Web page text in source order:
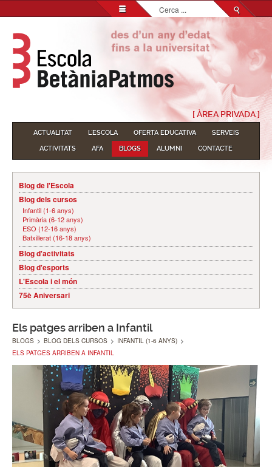
Cerca
...
[ ÀREA PRIVADA ]
ACTUALITAT L'ESCOLA OFERTA EDUCATIVA
SERVEIS
ACTIVITATS
AFA BLOGS ALUMNI CONTACTE
Blog de l'Escola
Blog dels cursos
Infantil (1-6 anys)
Primària (6-12 anys)
ESO (12-16 anys)
Batxillerat (16-18 anys)
Blog d'activitats
Blog d'esports
L'Escola i el món
75è Aniversari
Els patges arriben a Infantil
BLOGS > BLOG DELS CURSOS > INFANTIL (1-6 ANYS) >
ELS PATGES ARRIBEN A INFANTIL